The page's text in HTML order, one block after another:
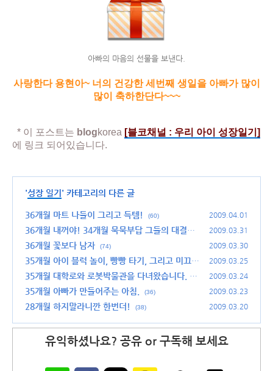
아빠의 마음의 선물을 보낸다.
사랑한다 용현아~ 너의 건강한 세번째 생일을 아빠가 많이
많이 축하한단다~~~
* 이 포스트는 blogkorea [블코채널 : 우리 아이 성장일기]
에 링크 되어있습니다.
'성장 일기 ' 카테고리의 다른 글
36개월 마트 나들이 그리고 득템! (60) 2009.04.01
36개월 내꺼야! 34개월 묵묵부답 그들의 대결
은?
(48)
2009.03.31
36개월 꽃보다 남자 (74) 2009.03.30
35개월 아이 블럭 놀이, 빵빵 타기, 그리고 미끄럼
틀 타기의 변화
(26)
2009.03.25
35개월 대학로와 로봇박물관을 다녀왔습니다.
(4
6)
2009.03.24
35개월 아빠가 만들어주는 아침. (36) 2009.03.23
28개월 하지말라니깐 한번더! (38) 2009.03.20
유익하셨나요? 공유 or 구독해 보세요